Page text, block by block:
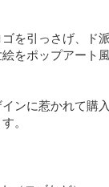
ゴを引っさげ、ド
をポップアート
ンに惹かれて購入
。